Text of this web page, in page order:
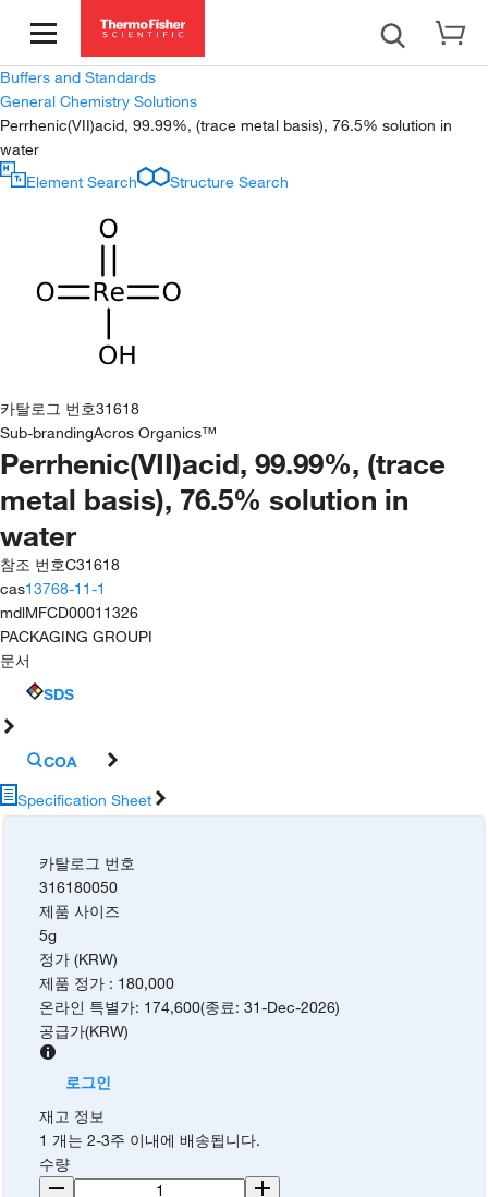
Buffers and Standards
General Chemistry Solutions
Perrhenic(VII)acid, 99.99%, (trace metal basis), 76.5% solution in
water
Element Search
Structure Search
카탈로그 번호31618
Sub-brandingAcros Organics™
Perrhenic(VII)acid, 99.99%, (trace
metal basis), 76.5% solution in
water
참조 번호C31618
cas13768-11-1
mdlMFCD00011326
PACKAGING GROUPI
문서
SDS
COA
Specification Sheet
카탈로그 번호
316180050
제품 사이즈
5g
정가 (KRW)
제품 정가 : 180,000
온라인 특별가: 174,600(종료:31-Dec-2026)
공급가(KRW)
로그인
재고 정보
1 개는 2-3주 이내에 배송됩니다.
수량